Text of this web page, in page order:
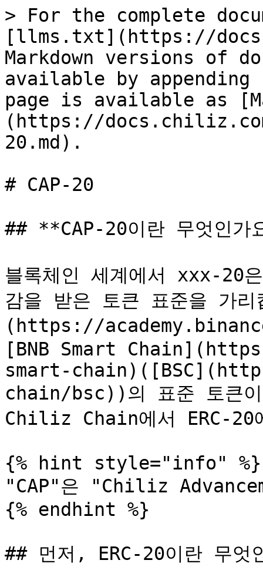
> For the complete
[llms.txt](https://
Markdown versions of
available by
page is available as
(https://
20.md).
# CAP-20
## **CAP-20이란 무엇인가
블록체인 세계에서 xxx-20
감을 받은 토큰 표준을 가
(https://
[BNB Smart
smart-
chain/bsc))의 표준 토큰이
Chiliz Chain에서 ERC-20
{% hint style="info" %}
"CAP"은 "Chiliz
{% endhint %}
## 먼저, ERC-20이란 무엇